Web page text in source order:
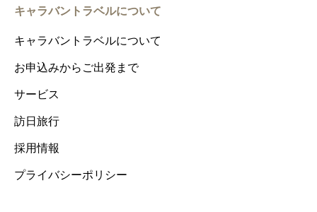
キャラバントラベルについて
キャラバントラベルについて
お申込みからご出発まで
サービス
訪日旅行
採用情報
プライバシーポリシー